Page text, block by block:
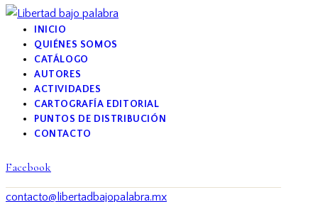
INICIO
QUIÉNES SOMOS
CATÁLOGO
AUTORES
ACTIVIDADES
CARTOGRAFÍA EDITORIAL
PUNTOS DE DISTRIBUCIÓN
CONTACTO
Facebook
contacto@libertadbajopalabra.mx